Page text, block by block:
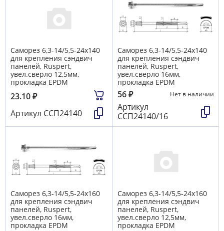
Саморез 6,3-14/5,5-24х140
для крепления сэндвич
панелей, Ruspert,
увел.сверло 12,5мм,
прокладка EPDM
23.10₽
Артикул ССП24140
Саморез 6,3-14/5,5-24х140
для крепления сэндвич
панелей, Ruspert,
увел.сверло 16мм,
прокладка EPDM
56₽ Нет в наличии
Артикул
ССП24140/16
Саморез 6,3-14/5,5-24х160
для крепления сэндвич
панелей, Ruspert,
увел.сверло 16мм,
прокладка EPDM
Саморез 6,3-14/5,5-24х160
для крепления сэндвич
панелей, Ruspert,
увел.сверло 12,5мм,
прокладка EPDM